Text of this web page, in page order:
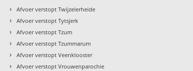
› Afvoer verstopt Twijzelerheide
› Afvoer verstopt Tytsjerk
› Afvoer verstopt Tzum
› Afvoer verstopt Tzummarum
› Afvoer verstopt Veenklooster
› Afvoer verstopt Vrouwenparochie